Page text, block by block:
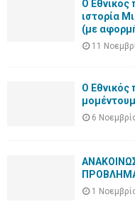
Ο Εθνικός
ιστορία
(με
11
Ο Εθνικός
6
1